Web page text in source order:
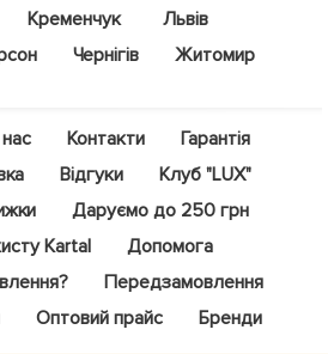
Кременчук
Львів
Чернігів Житомир
Контакти
Гарантія
Відгуки
Клуб "LUX"
Даруємо до 250 грн
Kartal
Допомога
Передзамовлення
Оптовий прайс Бренди